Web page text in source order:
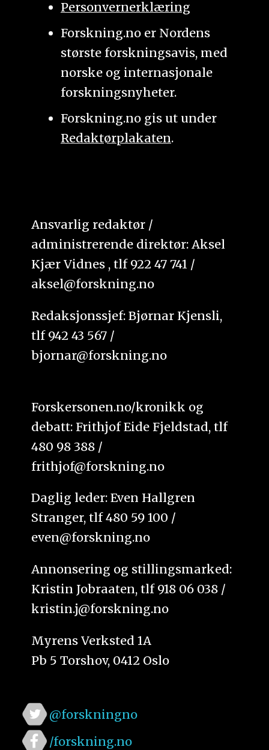
Personvernerklæring
Forskning.no er Nordens
største forskningsavis, med
norske og internasjonale
forskningsnyheter.
Forskning.no gis ut under
Redaktørplakaten.
Ansvarlig redaktør /
administrerende direktør: Aksel
Kjær Vidnes , tlf 922 47 741 /
aksel@forskning.no
Redaksjonssjef: Bjørnar Kjensli,
tlf 942 43 567 /
bjornar@forskning.no
Forskersonen.no/kronikk og
debatt: Frithjof Eide Fjeldstad, tlf
480 98 388 /
frithjof@forskning.no
Daglig leder: Even Hallgren
Stranger, tlf 480 59 100 /
even@forskning.no
Annonsering og stillingsmarked:
Kristin Jobraaten, tlf 918 06 038 /
kristin.j@forskning.no
Myrens Verksted 1A
Pb 5 Torshov, 0412 Oslo
@forskningno
/forskning.no